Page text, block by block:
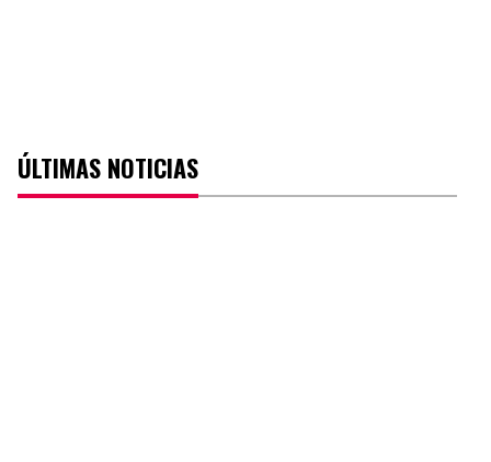
ÚLTIMAS NOTICIAS